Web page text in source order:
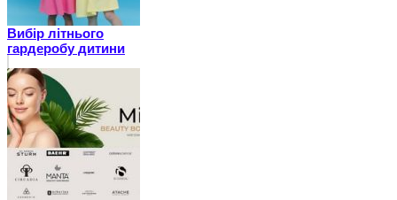
Вибір літнього
гардеробу дитини